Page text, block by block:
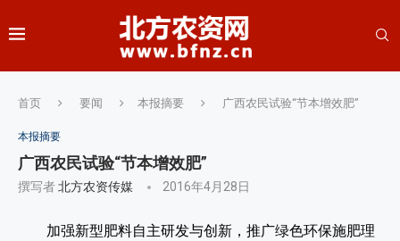
首页 要闻 本报摘要 广西农民试验“节本增效肥”
本报摘要
广西农民试验“节本增效肥”
撰写者北方农资传媒 2016年4月28日
加强新型肥料自主研发与创新，推广绿色环保施肥理